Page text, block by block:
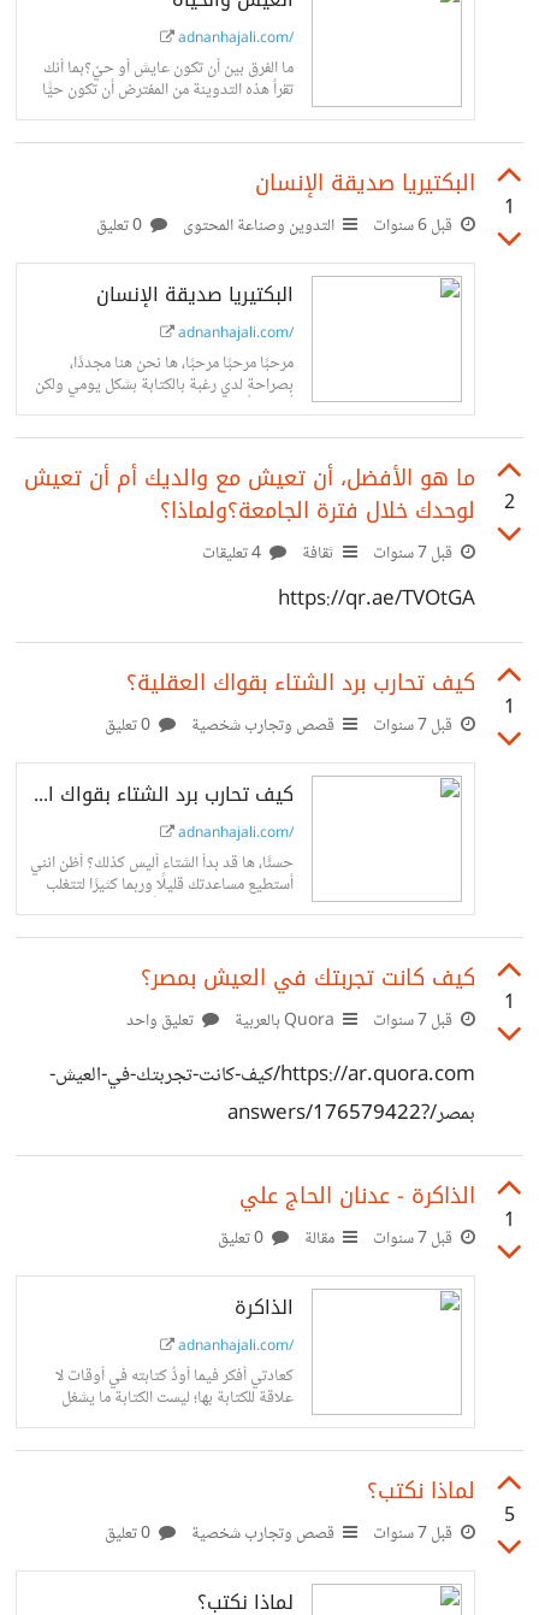
adnanhajali.com/
ما الفرق بين أن تكون عايش أو حيّ؟بما أنك
تقرأ هذه التدوينة من المفترض أن تكون حيًّا
وإلا سيكون الأمر مخيف؛ لكن هل ينطبق
1
البكتيريا صديقة الإنسان
قبل 6 سنوات التدوين وصناعة المحتوى
البكتيريا صديقة الإنسان
adnanhajali.com/
مرحبًا مرحبًا مرحبًا، ها نحن هنا مجددًا،
بصراحة لدي رغبة بالكتابة بشكل يومي ولكن
أعتقد بأن الأوضاع الجارية لا تسمح لهذا الأمر
2
ما هو الأفضل، أن تعيش مع والديك أم أن تعيش
لوحدك خلال فترة الجامعة؟ولماذا؟
قبل 7 سنوات ثقافة
https://qr.ae/TVOtGA
1
كيف تحارب برد الشتاء بقواك العقلية؟
قبل 7 سنوات قصص وتجارب شخصية
كيف تحارب برد الشتاء بقواك العقلية؟
adnanhajali.com/
حسنًا، ها قد بدأ الشتاء أليس كذلك؟ أظن انني
أستطيع مساعدتك قليلًا وربما كثيرًا لتتغلب
على الأجواء الباردة مجانًا وإلى الأبد!، كل ما
1
كيف كانت تجربتك في العيش بمصر؟
قبل 7 سنوات تعليق واحد
https://ar.quora.com/كيف-كانت-تجربتك-في-العيش-
بمصر/answers/176579422?
ch=99&share=9a155b94&srid=yoECg
1
الذاكرة - عدنان الحاج علي
قبل 7 سنوات مقالة
الذاكرة
adnanhajali.com/
كعادتي أفكر فيما أودُّ كتابته في أوقات لا
علاقة للكتابة بها؛ ليست الكتابة ما يشغل
5
لماذا نكتب؟
قبل 7 سنوات قصص وتجارب شخصية
لماذا نكتب؟